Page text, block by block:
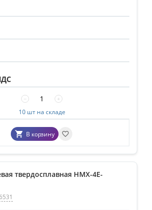
+
−
10 шт на складе
В корзину
твердосплавная HMX-4E-